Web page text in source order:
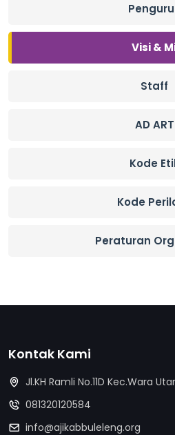
Visi &
Staff
AD ART
Kode
Kode
Peraturan
Kontak Kami
Jl.KH Ramli No.11D Kec.Wara
081320120584
info@ajikabbuleleng.org